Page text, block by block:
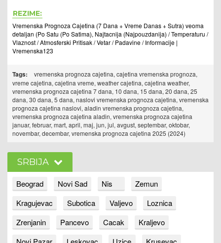
REZIME:
Vremenska Prognoza Cajetina (7 Dana + Vreme Danas + Sutra) veoma
detaljan (Po Satu (Po Satima), Najtacnija (Najpouzdanija) / Temperaturu /
Vlaznost / Atmosferski Pritisak / Vetar / Padavine / Informacije |
Vremenska123
Tags:
vremenska prognoza cajetina, cajetina vremenska prognoza,
vreme cajetina, cajetina vreme, weather cajetina, cajetina weather,
vremenska prognoza cajetina 7 dana, 10 dana, 15 dana, 20 dana, 25
dana, 30 dana, 5 dana, naslovi vremenska prognoza cajetina, vremenska
prognoza cajetina naslovi, aladin vremenska prognoza cajetina,
vremenska prognoza cajetina aladin, vremenska prognoza cajetina
januar, februar, mart, april, maj, jun, jul, avgust, septembar, oktobar,
novembar, decembar, vremenska prognoza cajetina 2025 (2024)
SRBIJA
Beograd Novi Sad Nis
Zemun
Kragujevac
Subotica Valjevo
Loznica
Zrenjanin
Pancevo Cacak
Kraljevo